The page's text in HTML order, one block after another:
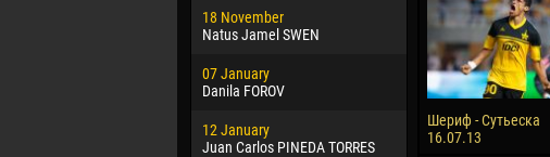
18 November
Natus Jamel SWEN
07 January
Danila FOROV
12 January
Juan Carlos PINEDA TORRES
Jayder Moreno
22 March
Samba KONÉ
26 March
Vitor Hugo Morais de
Шериф - Сутьеска
16.07.13